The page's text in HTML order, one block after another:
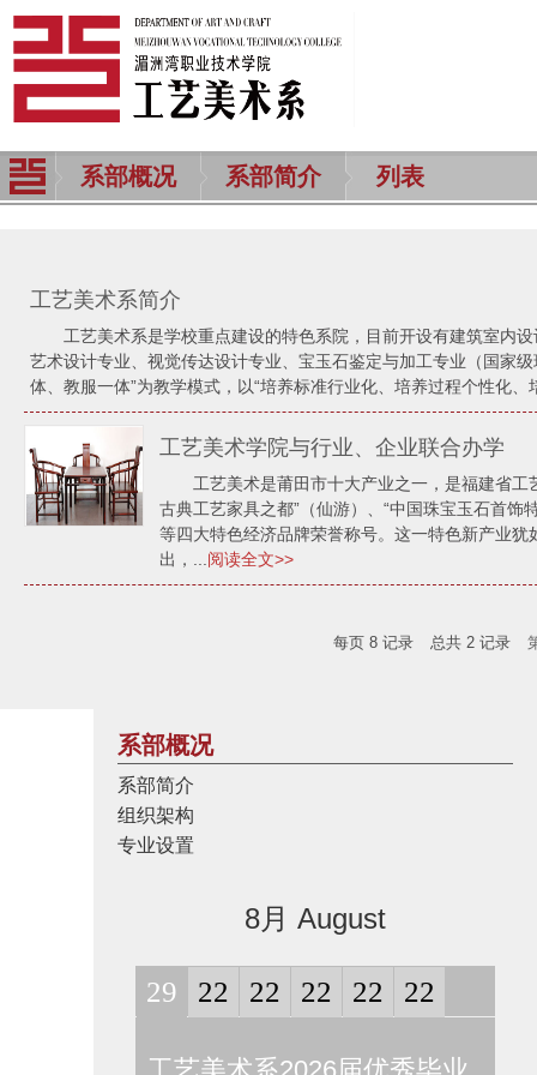
系部概况 系部简介 列表
工艺美术系简介
工艺美术系是学校重点建设的特色系院，目前开设有建筑室内
艺术设计专业、视觉传达设计专业、宝玉石鉴定与加工专业（国家
体、教服一体”为教学模式，以“培养标准行业化、培养过程个性化、
工艺美术学院与行业、企业联合办学
工艺美术是莆田市十大产业之一，是福建省工
古典工艺家具之都”（仙游）、“中国珠宝玉石首饰
等四大特色经济品牌荣誉称号。这一特色新产业
出，... 阅读全文>>
每页 8 记录 总共 2 记录
系部概况
系部简介
组织架构
专业设置
8月 August
29 22 22 22 22 22